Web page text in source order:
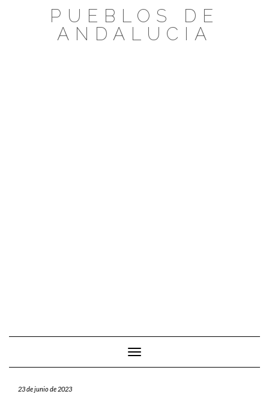
PUEBLOS DE
ANDALUCIA
Cambiar modo de navegación
23 de junio de 2023